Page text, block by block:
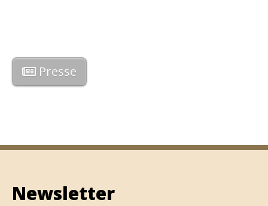
Presse
Newsletter